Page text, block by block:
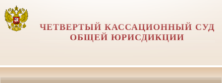
ЧЕТВЕРТЫЙ КАССАЦИОННЫЙ СУД
ОБЩЕЙ ЮРИСДИКЦИИ